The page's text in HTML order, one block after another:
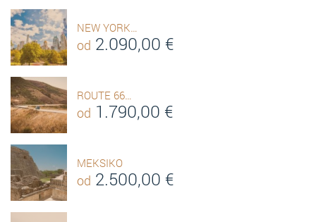
NEW YORK…
od 2.090,00 €
ROUTE 66…
od 1.790,00 €
MEKSIKO
od 2.500,00 €